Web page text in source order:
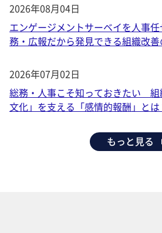
2026年08月04日
エンゲージメントサーベイを人事
務・広報だから発見できる組織改善
2026年07月02日
総務・人事こそ知っておきたい 組
文化」を支える「感情的報酬」とは
もっと見る